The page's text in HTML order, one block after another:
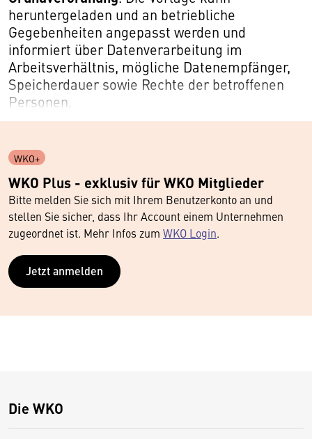
heruntergeladen und an betriebliche
Gegebenheiten angepasst werden und
informiert über Datenverarbeitung im
Arbeitsverhältnis, mögliche Datenempfänger,
Speicherdauer sowie Rechte der betroffenen
Personen.
WKO+
WKO Plus - exklusiv für WKO Mitglieder
Bitte melden Sie sich mit Ihrem Benutzerkonto an und
stellen Sie sicher, dass Ihr Account einem Unternehmen
zugeordnet ist. Mehr Infos zum WKO Login.
Jetzt anmelden
Die WKO